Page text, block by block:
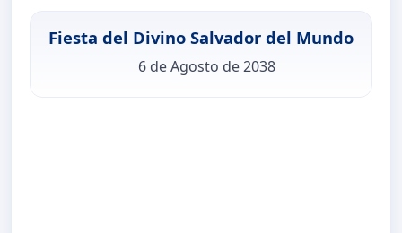
Fiesta del Divino Salvador del Mundo
6 de Agosto de 2038